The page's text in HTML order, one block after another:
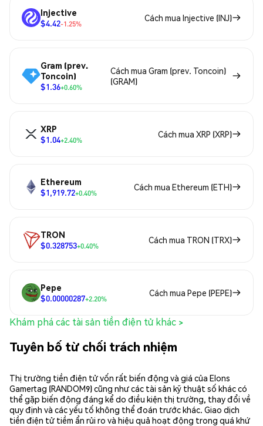
Injective
$4.42-1.25%
Cách mua Injective (INJ)
Gram (prev.
Toncoin)
$1.36+0.60%
Cách mua Gram (prev. Toncoin)
(GRAM)
XRP
$1.04+2.40%
Cách mua XRP (XRP)
Ethereum
$1,919.72+0.40%
Cách mua Ethereum (ETH)
TRON
$0.328753+0.40%
Cách mua TRON (TRX)
Pepe
$0.00000287+2.20%
Cách mua Pepe (PEPE)
Khám phá các tài sản tiền điện tử khác >
Tuyên bố từ chối trách nhiệm
Thị trường tiền điện tử vốn rất biến động và giá của Elons
Gamertag (RANDOM9) cũng như các tài sản kỹ thuật số khác có
thể gặp biến động đáng kể do điều kiện thị trường, thay đổi về
quy định và các yếu tố không thể đoán trước khác. Giao dịch
tiền điện tử tiềm ẩn rủi ro và hiệu quả hoạt động trong quá khứ